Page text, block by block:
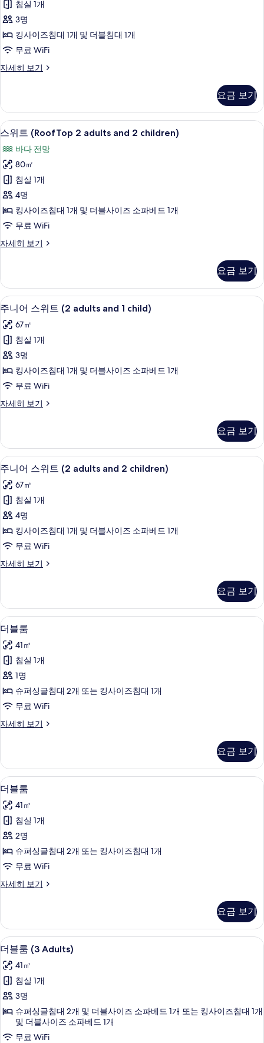
기
2
adults
and
1
child)
모
두
보
기
침실 1개
3명
킹사이즈침대 1개 및 더블침대 1개
무료 WiFi
자세히 보기
스
2
adults
and
child)
자
세
히
보
기
요금 보기
스
트
(RoofTop
2
adults
and
2
children)
모
두
보
기
1 개의 침실, 미니바, 객실 내 금고, 책상
12
스위트 (RoofTop 2 adults and 2 children)
바다 전망
80㎡
침실 1개
4명
킹사이즈침대 1개 및 더블사이즈 소파베드 1개
무료 WiFi
자세히 보기
스
2
adults
and
children)
자
히
보
기
요금 보기
주
니
어
스
위
트
(2
adults
child)
사
진
모
두
보
기
1 개의 침실, 미니바, 객실 내 금고, 책상
8
주니어 스위트 (2 adults and 1 child)
67㎡
침실 1개
3명
킹사이즈침대 1개 및 더블사이즈 소파베드 1개
무료 WiFi
자세히 보기
주
위
트
(2
adults
and
자
세
히
보
기
요금 보기
주
니
어
스
위
트
(2
adults
children)
사
진
모
두
보
기
1 개의 침실, 미니바, 객실 내 금고, 책상
8
주니어 스위트 (2 adults and 2 children)
67㎡
침실 1개
4명
킹사이즈침대 1개 및 더블사이즈 소파베드 1개
무료 WiFi
자세히 보기
주
위
트
(2
adults
and
2
자
세
히
보
기
요금 보기
더
블
룸
사
진
모
두
보
1 개의 침실, 미니바, 객실 내 금고, 책상
7
더블룸
41㎡
침실 1개
1명
슈퍼싱글침대 2개 또는 킹사이즈침대 1개
무료 WiFi
자세히 보기
더
세
히
보
기
요금 보기
더
블
룸
사
진
모
두
보
1 개의 침실, 미니바, 객실 내 금고, 책상
7
더블룸
41㎡
침실 1개
2명
슈퍼싱글침대 2개 또는 킹사이즈침대 1개
무료 WiFi
자세히 보기
더
세
히
보
기
요금 보기
더
블
룸
(3
Adults)
사
진
1 개의 침실, 미니바, 객실 내 금고, 책상
7
더블룸 (3 Adults)
41㎡
침실 1개
3명
슈퍼싱글침대 2개 및 더블사이즈 소파베드 1개 또는 킹사이즈침대 1개
및 더블사이즈 소파베드 1개
무료 WiFi